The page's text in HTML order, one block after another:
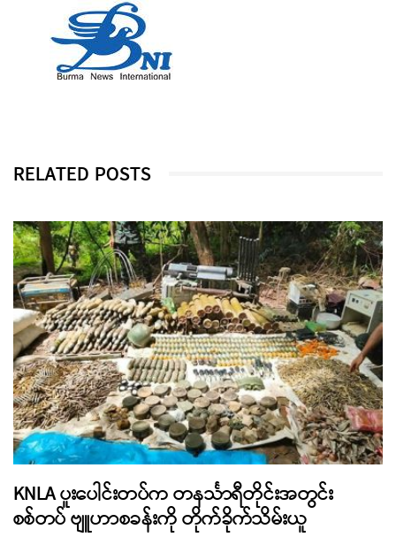
RELATED POSTS
KNLA ပူးပေါင်းတပ်က တနင်္သာရီတိုင်းအတွင်း
စစ်တပ် ဗျူဟာစခန်းကို တိုက်ခိုက်သိမ်းယူ